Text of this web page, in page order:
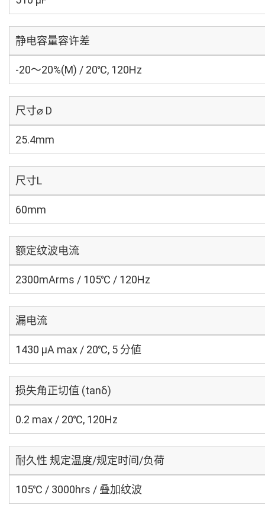
静电容量容许差
-20～20%(M) / 20℃, 120Hz
尺寸⌀ D
25.4mm
尺寸L
60mm
额定纹波电流
2300mArms / 105℃ / 120Hz
漏电流
1430 μA max / 20℃, 5 分値
损失角正切值 (tanδ)
0.2 max / 20℃, 120Hz
耐久性 规定温度/规定时间/负荷
105℃ / 3000hrs / 叠加纹波